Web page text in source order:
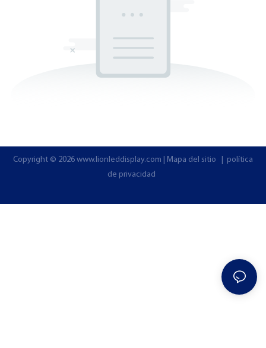
Copyright © 2026 www.lionleddisplay.com Mapa del sitio
política
de privacidad